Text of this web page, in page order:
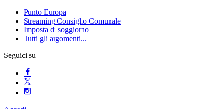
Punto Europa
Streaming Consiglio Comunale
Imposta di soggiorno
Tutti gli argomenti...
Seguici su